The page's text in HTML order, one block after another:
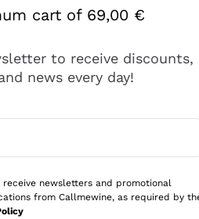
range di prezzo. Le
cart of 69,00 €
to receive discounts,
news every day!
receive newsletters and promotional
from Callmewine, as required by